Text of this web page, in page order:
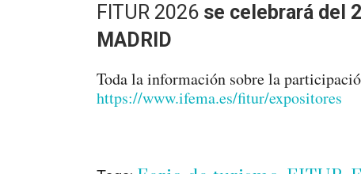
FITUR 2026 se celebrará del
MADRID
Toda la información sobre la
https://www.ifema.es/fitur/expositores